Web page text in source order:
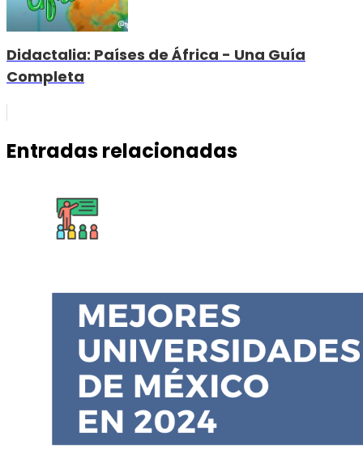
Didactalia: Países de África - Una Guía
Completa
Entradas relacionadas